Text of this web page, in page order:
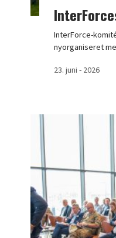
InterForce-
nyorganiseret
23. juni - 2026